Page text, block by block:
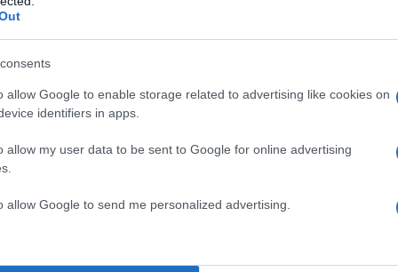
allow Google to enable storage related to advertising like cookies on
identifiers in apps.
allow my user data to be sent to Google for online advertising
allow Google to send me personalized advertising.
η θερμοκρασία ανεβαίνει στα ύψη
φέτος από τη βαλίτσα των διακοπών της